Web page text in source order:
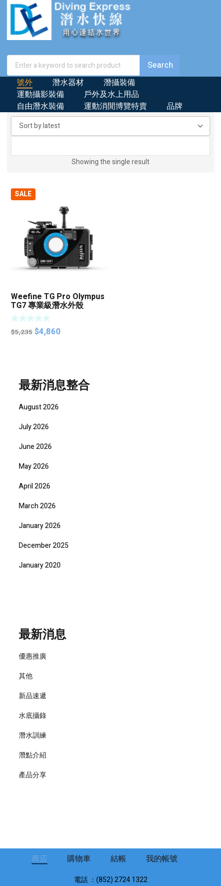
號外 潛水器材
潛攝裝備
運動攝影裝備
戶外及水上用品
自由潛水裝備
運動消閒博覽特賣 品牌
Showing the single result
SALE
Weefine TG Pro Olympus
TG7 專業級潛水外殼
$5,235 Original
$4,860
最新消息整合
August 2026
July 2026
June 2026
May 2026
April 2026
March 2026
January 2026
December 2025
January 2020
最新消息
優惠推廣
其他
新品速遞
水底攝錄
潛水訓練
潛點介紹
產品分享
商店 購物車 結帳 我的帳號
電話 ：(852) 2724 1322